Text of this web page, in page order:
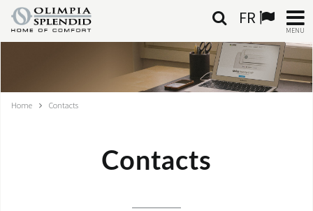
FR
MENU
HOME
Home Contacts
Contacts